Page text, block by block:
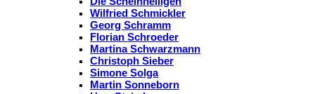
Wilfried Schmickler
Georg Schramm
Florian Schroeder
Martina Schwarzmann
Christoph Sieber
Simone Solga
Martin Sonneborn